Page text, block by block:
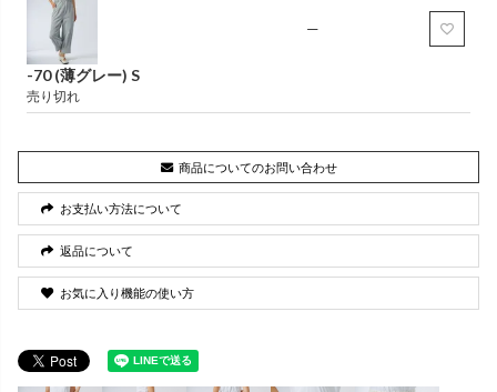
-70 (薄グレー) S
売り切れ
—
商品についてのお問い合わせ
お支払い方法について
返品について
お気に入り機能の使い方